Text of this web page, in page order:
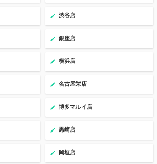
渋谷店
銀座店
横浜店
名古屋栄店
博多マルイ店
黒崎店
岡垣店